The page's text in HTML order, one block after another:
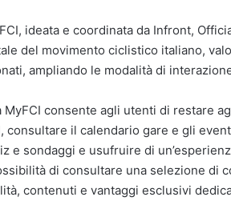
ideata e coordinata da Infront,
del movimento ciclistico italiano,
ampliando le modalità di
MyFCI consente agli utenti di restare
consultare il calendario gare e gli
e sondaggi e usufruire di
di consultare una selezione di
contenuti e vantaggi esclusivi